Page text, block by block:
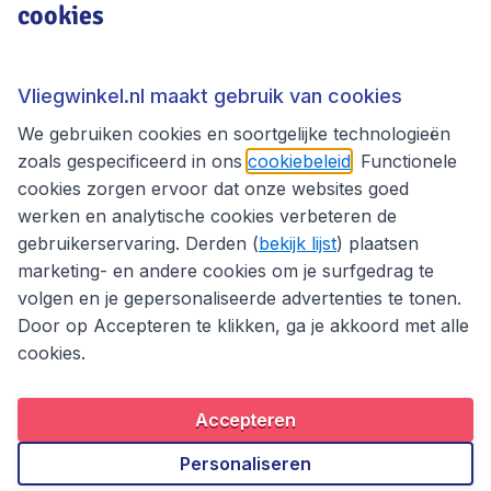
Geneve
Lugano
Zurich
Klantenservice
Vliegwinkel.nl
cookies
Vliegwinkel.nl maakt gebruik van cookies
We gebruiken cookies en soortgelijke technologieën
zoals gespecificeerd in ons cookiebeleid . Functionele
cookies zorgen ervoor dat onze websites goed
werken en analytische cookies verbeteren de
gebruikerservaring. Derden (bekijk lijst) plaatsen
marketing- en andere cookies om je surfgedrag te
volgen en je gepersonaliseerde advertenties te tonen.
Door op Accepteren te klikken, ga je akkoord met alle
cookies.
Accepteren
Personaliseren